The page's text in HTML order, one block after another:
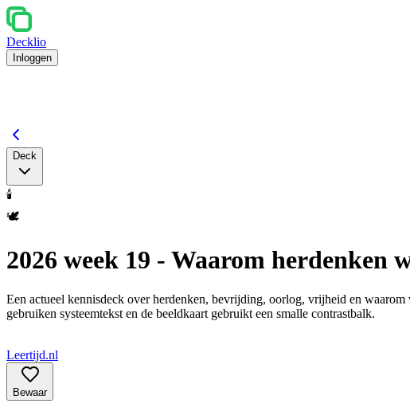
Decklio
Inloggen
Deck
🕯️
🕊️
2026 week 19 - Waarom herdenken
Een actueel kennisdeck over herdenken, bevrijding, oorlog, vrijheid en
gebruiken systeemtekst en de beeldkaart gebruikt een smalle contrastbalk.
Leertijd.nl
Bewaar